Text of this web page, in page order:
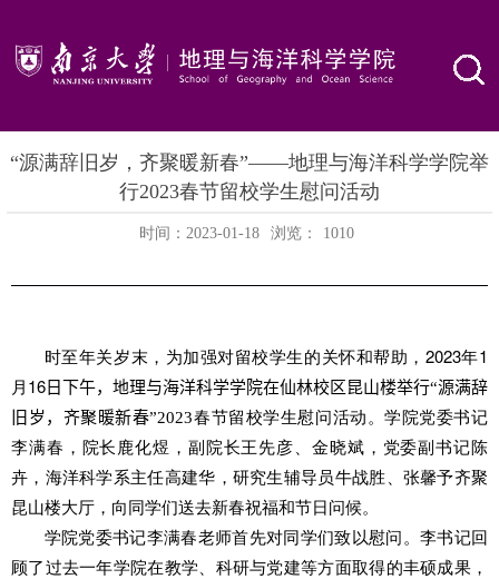
“源满辞旧岁，齐聚暖新春”——地理与海洋科学学院举
行2023春节留校学生慰问活动
时间：2023-01-18 浏览： 1010
时至年关岁末，为加强对留校学生的关怀和帮助， 2023年1
月16日下午， 地理与海洋科学学院在仙林校区昆山楼举行“源满辞
旧岁，齐聚暖新春”2023春节留校学生慰问活动。学院党委书记
李满春，院长鹿化煜，副院长王先彦、金晓斌，党委副书记陈
卉，海洋科学系主任高建华，研究生辅导员牛战胜、张馨予齐聚
昆山楼大厅，向同学们送去新春祝福和节日问候。
学院党委书记李满春老师首先对同学们致以慰问。李书记回
顾了过去一年学院在教学、科研与党建等方面取得的丰硕成果，